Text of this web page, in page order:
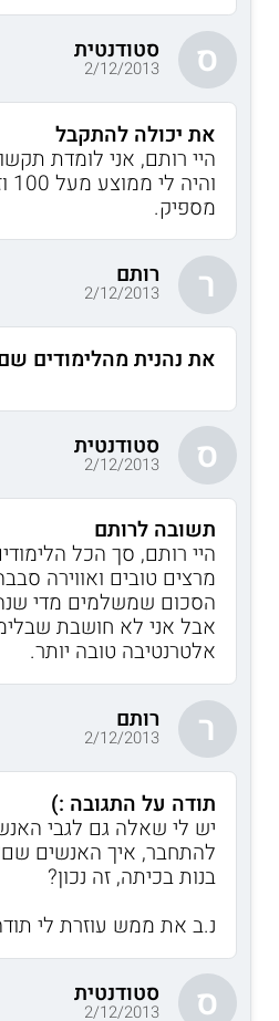
ס סטודנטית
2/12/2013
את יכולה להתקבל
היי רותם, אני לומדת
מספיק.
ר רותם
2/12/2013
את נהנית מהלימודים
ס סטודנטית
2/12/2013
תשובה לרותם
היי רותם, סך הכל
מרצים טובים ואווירה
הסכום שמשלמים מדי
אבל אני לא חושבת
אלטרנטיבה טובה יותר.
ר רותם
2/12/2013
תודה על התגובה :)
יש לי שאלה גם לגבי
להתחבר, איך האנשים
בנות בכיתה, זה נכון?
נ.ב את ממש עוזרת לי
ס סטודנטית
2/12/2013